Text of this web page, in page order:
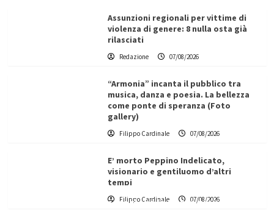
Assunzioni regionali per vittime di
violenza di genere: 8 nulla osta già
rilasciati
Redazione 07/08/2026
“Armonia” incanta il pubblico tra
musica, danza e poesia. La bellezza
come ponte di speranza (Foto
gallery)
Filippo Cardinale 07/08/2026
E’ morto Peppino Indelicato,
visionario e gentiluomo d’altri
tempi
Filippo Cardinale 07/08/2026
L’ingegnere saccense Buscarnera partner chiave
di un progetto transnazionale per la transizione